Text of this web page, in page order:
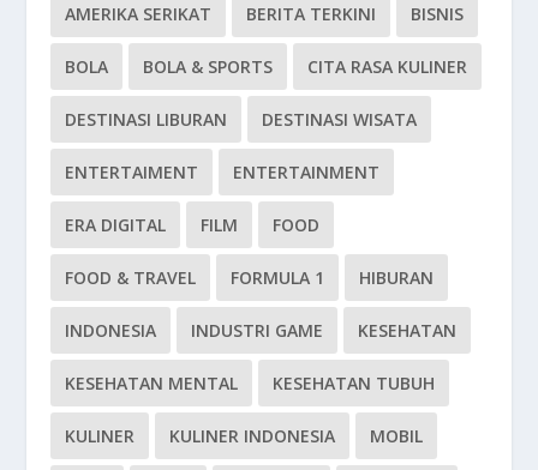
AMERIKA SERIKAT BERITA TERKINI BISNIS
BOLA BOLA & SPORTS CITA RASA KULINER
DESTINASI LIBURAN DESTINASI WISATA
ENTERTAIMENT ENTERTAINMENT
ERA DIGITAL FILM FOOD
FOOD & TRAVEL FORMULA 1 HIBURAN
INDONESIA INDUSTRI GAME KESEHATAN
KESEHATAN MENTAL KESEHATAN TUBUH
KULINER KULINER INDONESIA MOBIL